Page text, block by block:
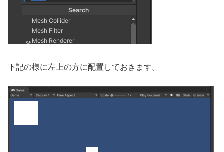
下記の様に左上の方に配置しておきます。